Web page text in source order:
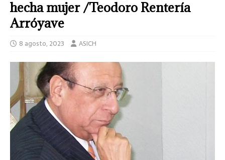
hecha mujer /Teodoro Rentería
Arróyave
8 agosto, 2023 ASICH